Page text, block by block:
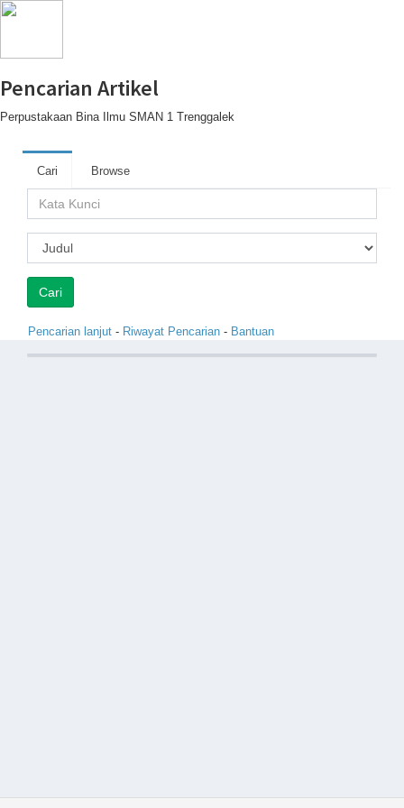
Pencarian Artikel
Perpustakaan Bina Ilmu SMAN 1 Trenggalek
Cari Browse
Pencarian lanjut - Riwayat Pencarian - Bantuan